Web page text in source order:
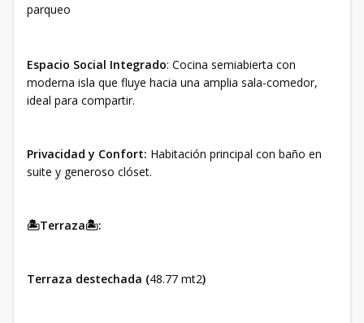
parqueo
Espacio Social Integrado: Cocina semiabierta con
moderna isla que fluye hacia una amplia sala-comedor,
ideal para compartir.
Privacidad y Confort: Habitación principal con baño en
suite y generoso clóset.
🏝Terraza🏝:
Terraza destechada (48.77 mt2)